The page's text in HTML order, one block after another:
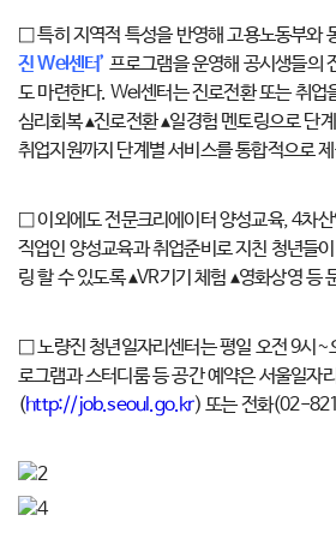
□ 특히 지역적 특성을 반영해 고용노동부와
진 Wel센터’ 프로그램을 운영해 공시생들의
도 마련한다. Wel센터는 진로전환 또는 취업
심리회복 ▴진로전환 ▴일경험 멘토링으로 단
취업지원까지 단계별 서비스를 통합적으로
□ 이외에도 전문크리에이터 양성교육, 4차
직업인 양성교육과 취업준비로 지친 청년들
링 할 수 있도록 ▴VR기기 체험 ▴영화상영 등
□ 노량진 청년일자리센터는 평일 오전 9시~
로그램과 스터디룸 등 공간 예약은 서울일자
(http://job.seoul.go.kr) 또는 전화(02-